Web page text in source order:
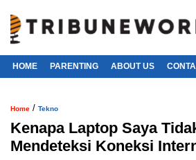
HOME PARENTING ABOUT US
Home / Tekno
Kenapa Laptop Saya
Mendeteksi Koneksi